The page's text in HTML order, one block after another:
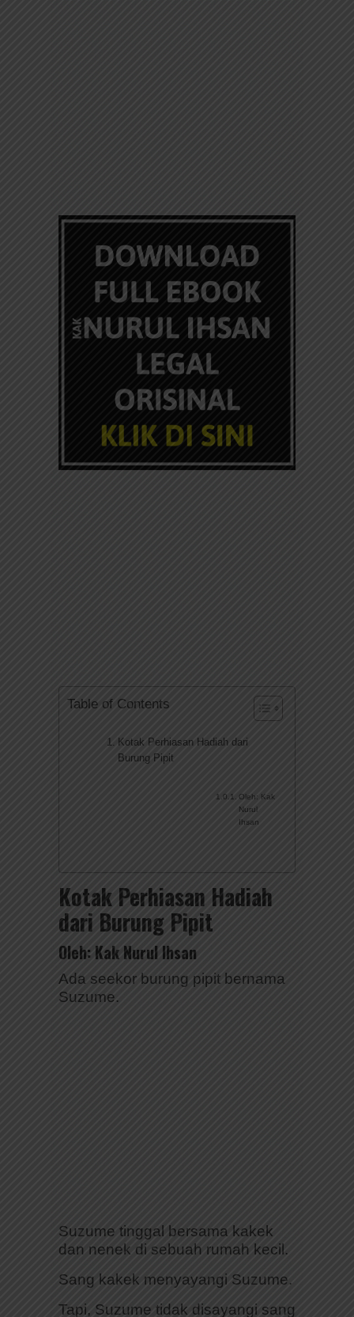
Table of Contents
Kotak Perhiasan Hadiah dari
Burung Pipit
Oleh: Kak
Nurul
Ihsan
Kotak Perhiasan Hadiah
dari Burung Pipit
Oleh: Kak Nurul Ihsan
Ada seekor burung pipit bernama
Suzume.
Suzume tinggal bersama kakek
dan nenek di sebuah rumah kecil.
Sang kakek menyayangi Suzume.
Tapi, Suzume tidak disayangi sang